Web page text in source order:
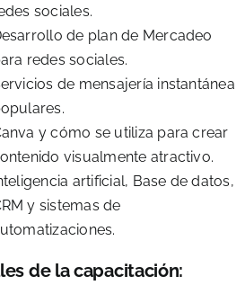
sociales.
de plan de Mercadeo
redes sociales.
de mensajería instantánea
y cómo se utiliza para crear
visualmente atractivo.
artificial, Base de datos,
y sistemas de
de la capacitación: